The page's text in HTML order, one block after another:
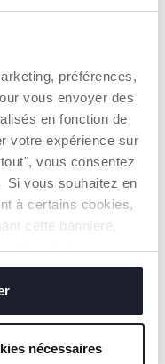
préférences,
vous envoyer des
en fonction de
votre expérience sur
vous consentez
Si vous souhaitez en
à certains cookies,
cette bannière,
service demandé.
nécessaires
tissu Singe